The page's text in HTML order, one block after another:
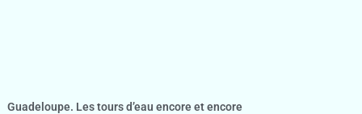
Guadeloupe. Les tours d’eau encore et encore